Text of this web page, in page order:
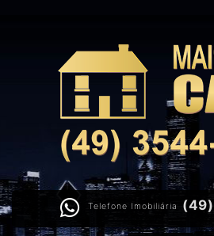
Telefone Imobiliária